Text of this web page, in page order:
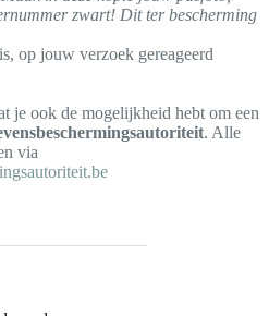
zwart! Dit ter bescherming
op jouw verzoek gereageerd
je ook de mogelijkheid hebt om een
. Alle
via